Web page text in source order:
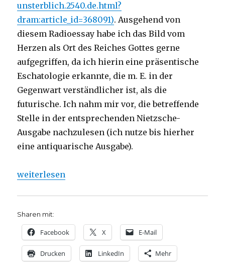
unsterblich.2540.de.html?
dram:article_id=368091). Ausgehend von
diesem Radioessay habe ich das Bild vom
Herzen als Ort des Reiches Gottes gerne
aufgegriffen, da ich hierin eine präsentische
Eschatologie erkannte, die m. E. in der
Gegenwart verständlicher ist, als die
futurische. Ich nahm mir vor, die betreffende
Stelle in der entsprechenden Nietzsche-
Ausgabe nachzulesen (ich nutze bis hierher
eine antiquarische Ausgabe).
„Kritischer Kommentar über Friedrich Nietzsches
weiterlesen
Sharen mit:
Facebook X E-Mail
Drucken LinkedIn Mehr